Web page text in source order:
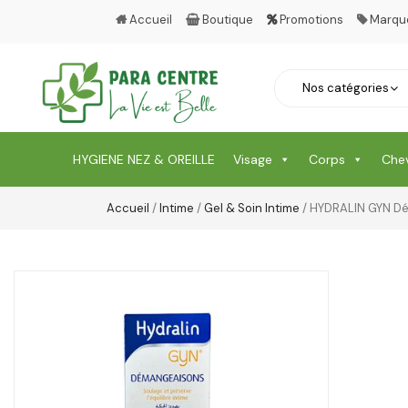
Accueil Boutique Promotions
HYGIENE NEZ & OREILLE Visage Corps
Accueil /Intime /Gel & Soin Intime / HYDRALIN GYN